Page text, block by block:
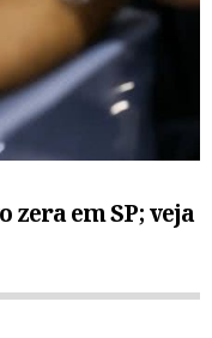
zera em SP; veja